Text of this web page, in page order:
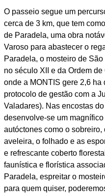
O passeio segue um
cerca de 3 km, que tem
de Paradela, uma obra
Varoso para abastecer o
Paradela, o mosteiro de
no século XII e da Ordem
onde a MONTIS gere 2,6 ha
protocolo de gestão com a
Valadares). Nas encostas
desenvolve-se um
autóctones como o
aveleira, o folhado e as
e refrescante coberto
faunística e florística
Paradela, espreitar o
para quem quiser,